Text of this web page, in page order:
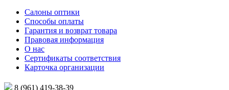
Салоны оптики
Способы оплаты
Гарантия и возврат товара
Правовая информация
О нас
Сертификаты соответствия
Карточка организации
8 (961) 419-38-39